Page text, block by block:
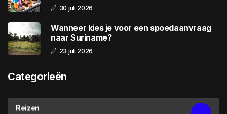
30 juli 2026
Wanneer kies je voor een spoedaanvraag
naar Suriname?
23 juli 2026
Categorieën
Reizen